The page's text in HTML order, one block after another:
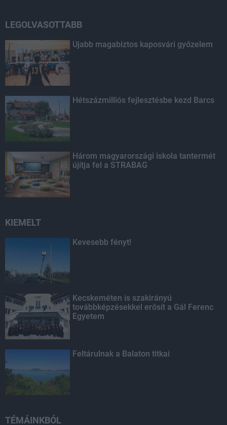
LEGOLVASOTTABB
Újabb magabiztos kaposvári győzelem
Hétszázmilliós fejlesztésbe kezd Barcs
Három magyarországi iskola tantermét
újítja fel a STRABAG
KIEMELT
Kevesebb fényt!
Kecskeméten is szakirányú
továbbképzésekkel erősít a Gál Ferenc
Egyetem
Feltárulnak a Balaton titkai
TÉMÁINKBÓL